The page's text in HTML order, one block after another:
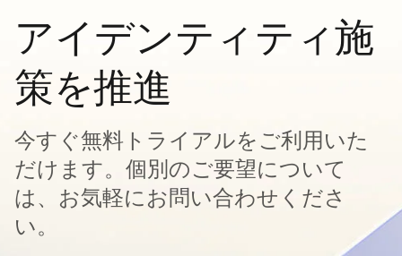
アイデンティティ施
策を推進
今すぐ無料トライアルをご利用いた
だけます。個別のご要望について
は、お気軽にお問い合わせくださ
い。